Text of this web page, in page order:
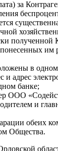
за
полученной
им
в одном
и адрес
банке;
ООО
и
обеих
Общества.